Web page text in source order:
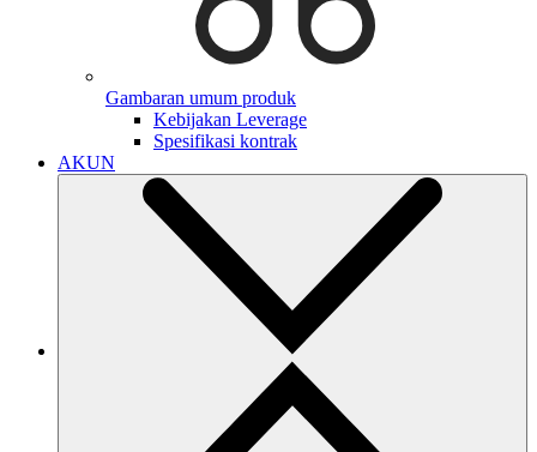
Gambaran umum produk
Kebijakan Leverage
Spesifikasi kontrak
AKUN